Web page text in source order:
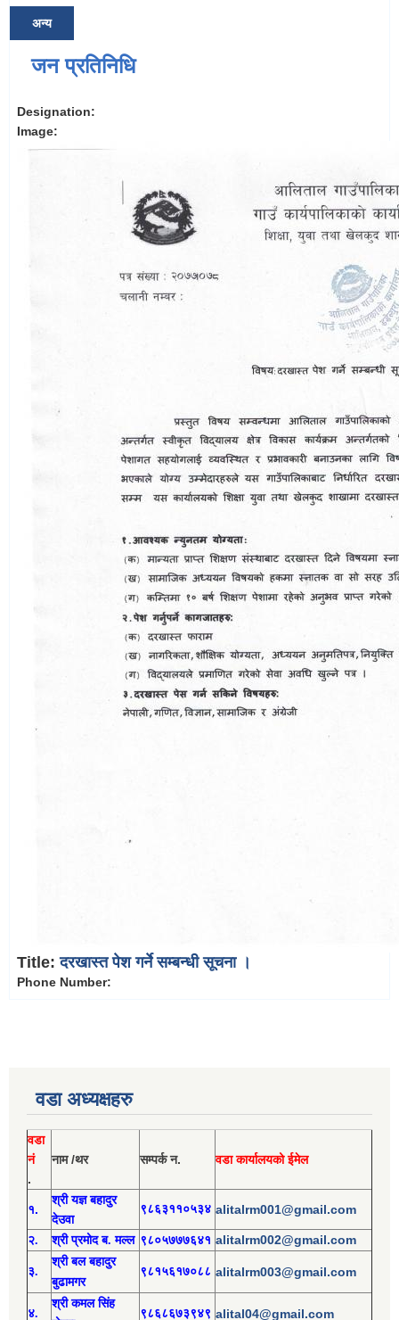
अन्य
जन प्रतिनिधि
Designation:
Image:
Title:दरखास्त पेश गर्ने सम्बन्धी सूचना ।
Phone Number:
वडा अध्यक्षहरु
वडा
नं
.
नाम /थर सम्पर्क न. वडा कार्यालयको ईमेल
१.
श्री यज्ञ बहादुर
देउवा
९८६३११०५३४ alitalrm001@gmail.com
२. श्रीप्रमोदब. मल्ल ९८०५७७७६४१ alitalrm002@gmail.com
३.
श्रीबल बहादुर
बुढामगर
९८१५६१७०८८ alitalrm003@gmail.com
४.
श्री कमल सिंह
९८६८६७३९४९ alital04@gmail.com